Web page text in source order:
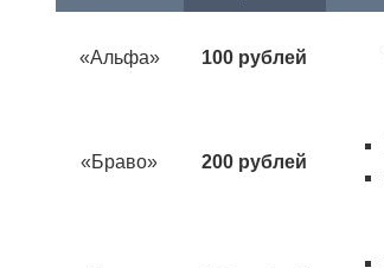
«Альфа» 100 рублей
«Браво» 200 рублей